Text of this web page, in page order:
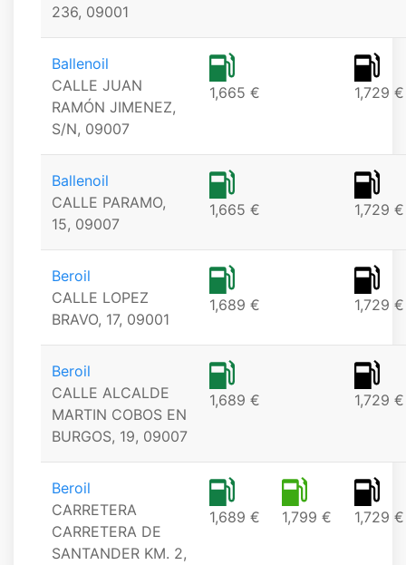
236, 09001
Ballenoil
CALLE JUAN
RAMÓN JIMENEZ,
S/N, 09007
1,665 € 1,729 €
Ballenoil
CALLE PARAMO,
15, 09007
1,665 € 1,729 €
Beroil
CALLE LOPEZ
BRAVO, 17, 09001
1,689 € 1,729 €
Beroil
CALLE ALCALDE
MARTIN COBOS EN
BURGOS, 19, 09007
1,689 € 1,729 €
Beroil
CARRETERA
CARRETERA DE
SANTANDER KM. 2,
1,689 € 1,799 € 1,729 €